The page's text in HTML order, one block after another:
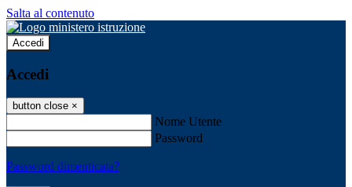
Salta al contenuto
Accedi
Accedi
button close ×
Nome Utente
Password
Password dimenticata?